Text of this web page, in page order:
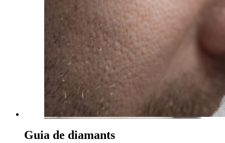
Guia de diamants